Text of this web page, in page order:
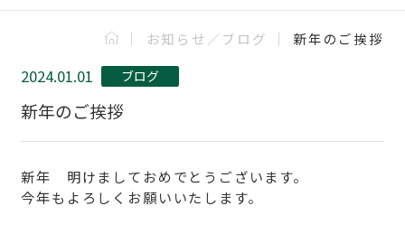
お知らせ／ブログ 新年のご挨拶
2024.01.01 ブログ
新年のご挨拶
新年 明けましておめでとうございます。
今年もよろしくお願いいたします。